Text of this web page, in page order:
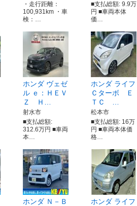
・走行距離：
100,931km ・車
検：…
■支払総額: 9.9万
円 ■車両本体
価…
ホンダ ヴェゼ
ル ｅ：ＨＥＶ
Ｚ Ｈ…
射水市
■支払総額:
312.6万円 ■車両
本…
ホンダ ライフ
Ｃターボ Ｅ
ＴＣ …
松本市
■支払総額: 16万
円 ■車両本体価
格…
ホンダ Ｎ－Ｂ
ホンダ ライフ